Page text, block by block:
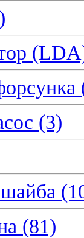
(3)
(81)